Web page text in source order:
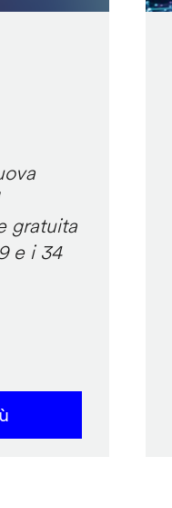
gratuita
e i 34